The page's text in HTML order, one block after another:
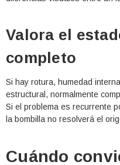
Valora el
completo
Si hay rotura, humedad
estructural, normalmente
Si el problema es recurrente
la bombilla no resolverá el
Cuándo